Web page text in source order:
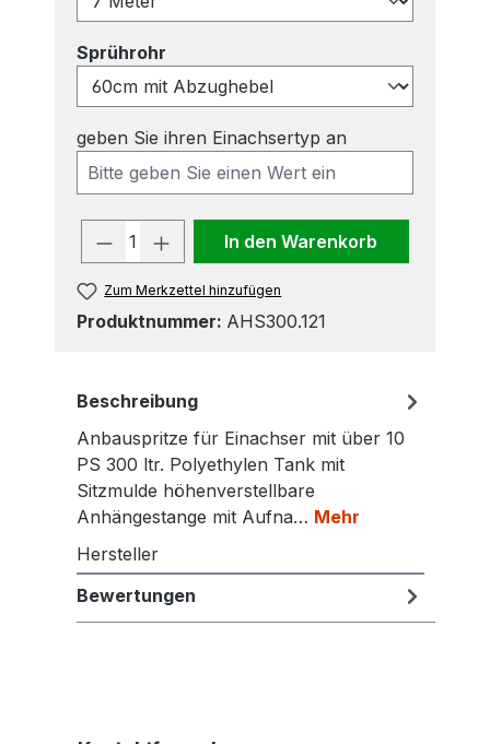
Sprührohr
geben Sie ihren Einachsertyp an
Produkt Anzahl: Gib den
In den Warenkorb
Zum Merkzettel hinzufügen
Produktnummer: AHS300.121
Beschreibung
Anbauspritze für Einachser mit über 10
PS 300 ltr. Polyethylen Tank mit
Sitzmulde höhenverstellbare
Anhängestange mit Aufna… Mehr
Hersteller
Bewertungen